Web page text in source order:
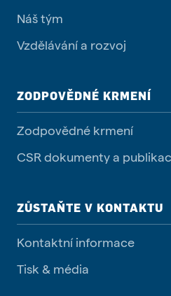
Náš tým
Vzdělávání a rozvoj
ZODPOVĚDNÉ KRMENÍ
Zodpovědné krmení
CSR dokumenty a
ZŮSTAŇTE V KONTAKTU
Kontaktní informace
Tisk & média